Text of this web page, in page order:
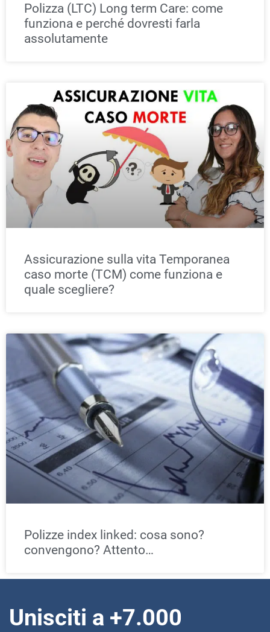
Polizza (LTC) Long term Care: come
funziona e perché dovresti farla
assolutamente
Assicurazione sulla vita Temporanea
caso morte (TCM) come funziona e
quale scegliere?
Polizze index linked: cosa sono?
convengono? Attento…
Unisciti a +7.000